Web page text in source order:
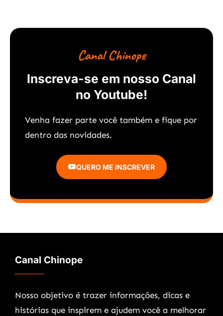
Canal Chinope
Inscreva-se em nosso Canal
no Youtube!
Venha fazer parte você também e fique por
dentro das novidades.
QUERO ME INSCREVER
Canal Chinope
Nosso objetivo é trazer informações, dicas e
histórias que inspirem e ajudem você a melhorar